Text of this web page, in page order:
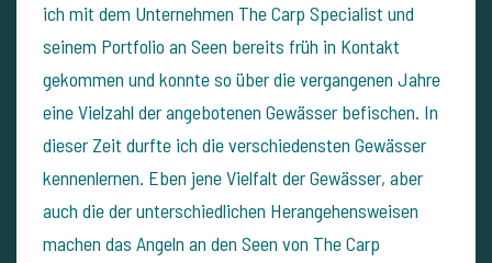
ich mit dem Unternehmen The Carp Specialist und
seinem Portfolio an Seen bereits früh in Kontakt
gekommen und konnte so über die vergangenen Jahre
eine Vielzahl der angebotenen Gewässer befischen. In
dieser Zeit durfte ich die verschiedensten Gewässer
kennenlernen. Eben jene Vielfalt der Gewässer, aber
auch die der unterschiedlichen Herangehensweisen
machen das Angeln an den Seen von The Carp